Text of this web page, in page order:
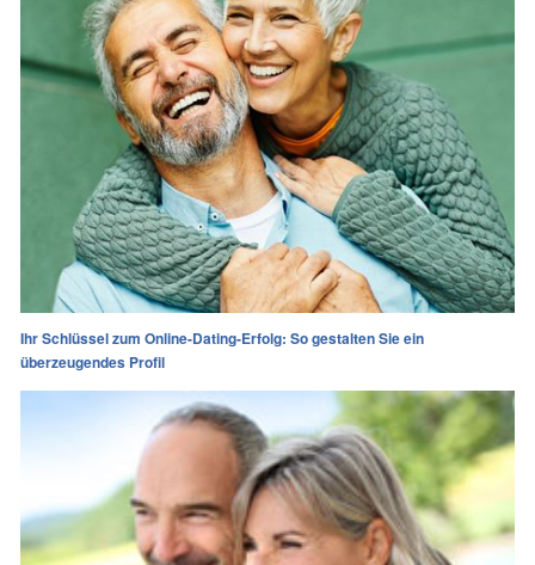
Ihr Schlüssel zum Online-Dating-Erfolg: So gestalten Sie ein
überzeugendes Profil